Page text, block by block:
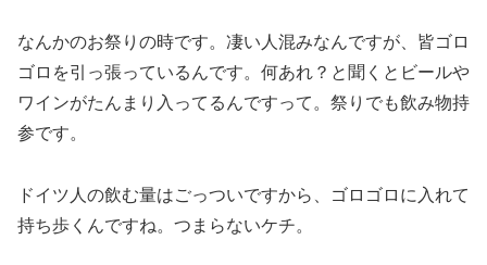
なんかのお祭りの時です。凄い人混みなんですが、皆ゴロ
ゴロを引っ張っているんです。何あれ？と聞くとビールや
ワインがたんまり入ってるんですって。祭りでも飲み物持
参です。
ドイツ人の飲む量はごっついですから、ゴロゴロに入れて
持ち歩くんですね。つまらないケチ。